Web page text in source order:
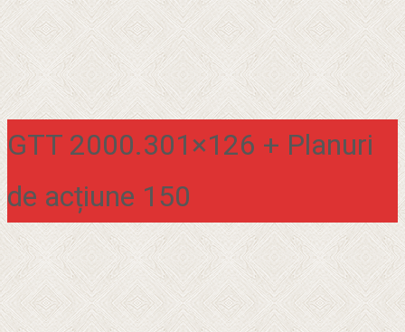
GTT 2000.301×126 + Planuri
de acțiune 150